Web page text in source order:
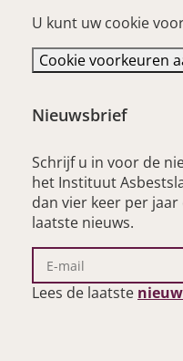
U kunt uw cookie
Cookie voorkeuren
Nieuwsbrief
Schrijf u in voor de
het Instituut
dan vier keer per
laatste nieuws.
Lees de laatste